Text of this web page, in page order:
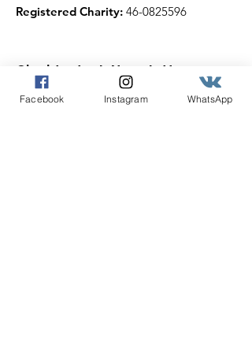
Registered Charity: 46-0825596
Cincideutsch Newsletter
Abonnieren
Facebook Instagram WhatsApp